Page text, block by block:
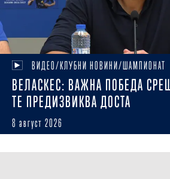
ВИДЕО/КЛУБНИ НОВИНИ/ШАМПИОНАТ
ВЕЛАСКЕС: ВАЖНА ПОБЕДА
ТЕ ПРЕДИЗВИКВА ДОСТА
8 август 2026